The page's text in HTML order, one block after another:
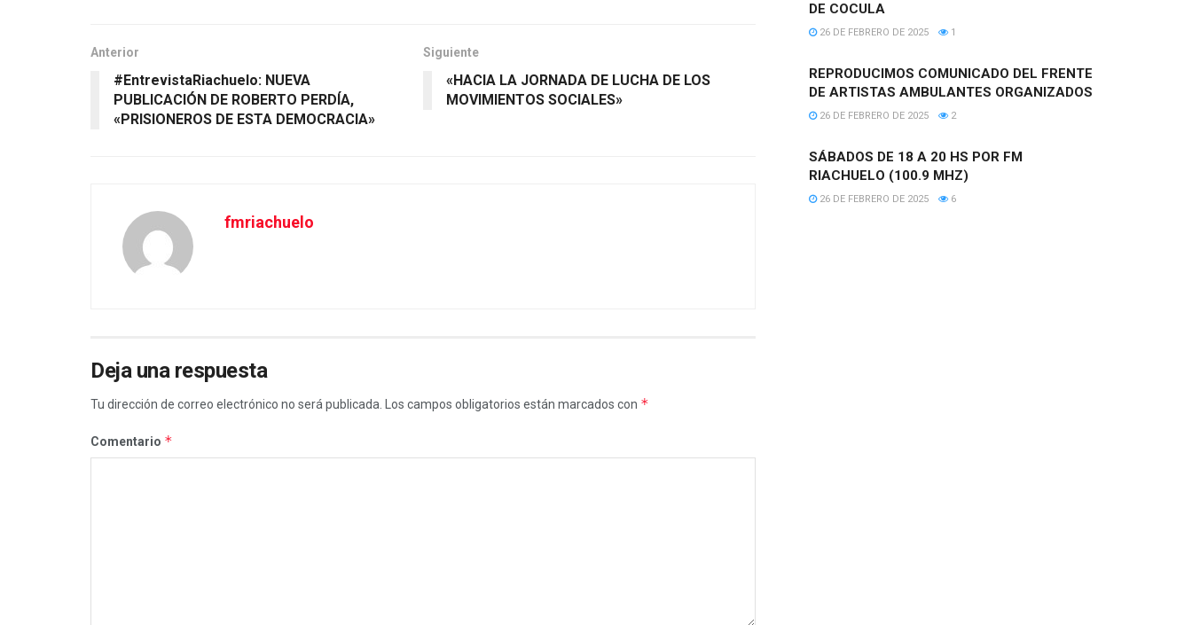
Anterior
#EntrevistaRiachuelo: NUEVA
PUBLICACIÓN DE ROBERTO PERDÍA,
«PRISIONEROS DE ESTA DEMOCRACIA»
Siguiente
«HACIA LA JORNADA DE LUCHA DE LOS
MOVIMIENTOS SOCIALES»
fmriachuelo
Deja una respuesta
Tu dirección de correo electrónico no será publicada. Los campos obligatorios están marcados con *
Comentario *
DE COCULA
26 DE FEBRERO DE 2025 1
REPRODUCIMOS COMUNICADO DEL FRENTE
DE ARTISTAS AMBULANTES ORGANIZADOS
26 DE FEBRERO DE 2025 2
SÁBADOS DE 18 A 20 HS POR FM
RIACHUELO (100.9 MHZ)
26 DE FEBRERO DE 2025 6